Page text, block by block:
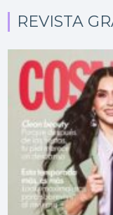
REVISTA